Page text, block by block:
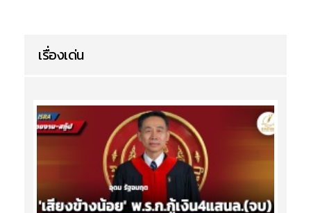
เรื่องเด่น